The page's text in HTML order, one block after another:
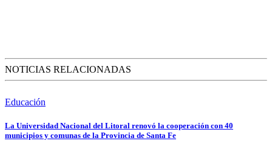
NOTICIAS RELACIONADAS
Educación
La Universidad Nacional del Litoral renovó la cooperación con 40
municipios y comunas de la Provincia de Santa Fe